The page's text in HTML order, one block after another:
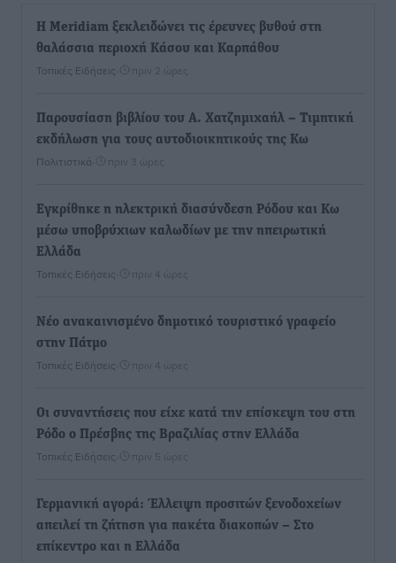
Η Meridiam ξεκλειδώνει τις έρευνες βυθού στη
θαλάσσια περιοχή Κάσου και Καρπάθου
Τοπικές Ειδήσεις πριν 2 ώρες
Παρουσίαση βιβλίου του Α. Χατζημιχαήλ – Τιμητική
εκδήλωση για τους αυτοδιοικητικούς της Κω
Πολιτιστικά πριν 3 ώρες
Εγκρίθηκε η ηλεκτρική διασύνδεση Ρόδου και Κω
μέσω υποβρύχιων καλωδίων με την ηπειρωτική
Ελλάδα
Τοπικές Ειδήσεις πριν 4 ώρες
Νέο ανακαινισμένο δημοτικό τουριστικό γραφείο
στην Πάτμο
Τοπικές Ειδήσεις πριν 4 ώρες
Οι συναντήσεις που είχε κατά την επίσκεψη του στη
Ρόδο ο Πρέσβης της Βραζιλίας στην Ελλάδα
Τοπικές Ειδήσεις πριν 5 ώρες
Γερμανική αγορά: Έλλειψη προσιτών ξενοδοχείων
απειλεί τη ζήτηση για πακέτα διακοπών – Στο
επίκεντρο και η Ελλάδα